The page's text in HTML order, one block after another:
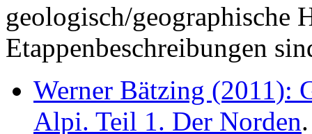
geologisch/geographische
Etappenbeschreibungen
Werner Bätzing (2011):
Alpi. Teil 1. Der Norden